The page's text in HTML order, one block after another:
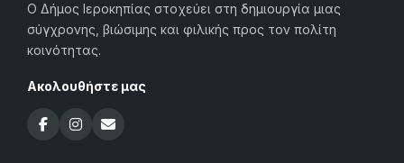
Ο Δήμος Ιεροκηπίας στοχεύει στη δημιουργία μιας
σύγχρονης, βιώσιμης και φιλικής προς τον πολίτη
κοινότητας.
Ακολουθήστε μας